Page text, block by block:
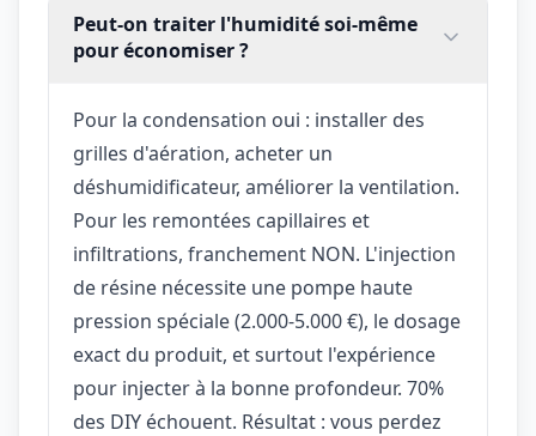
Peut-on traiter l'humidité soi-même
pour économiser ?
Pour la condensation oui : installer des
grilles d'aération, acheter un
déshumidificateur, améliorer la ventilation.
Pour les remontées capillaires et
infiltrations, franchement NON. L'injection
de résine nécessite une pompe haute
pression spéciale (2.000-5.000 €), le dosage
exact du produit, et surtout l'expérience
pour injecter à la bonne profondeur. 70%
des DIY échouent. Résultat : vous perdez